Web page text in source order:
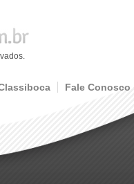
Fale Conosco